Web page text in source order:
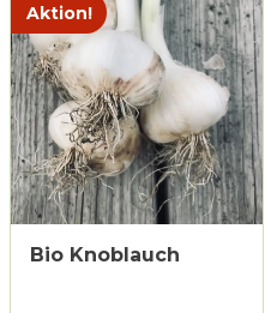
Aktion!
Bio Knoblauch